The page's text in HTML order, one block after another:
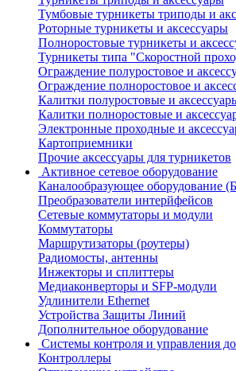
Тумбовые турникеты триподы и
Роторные турникеты и аксессуары
Полноростовые турникеты и
Турникеты типа "Скоростной
Ограждение полуростовое и
Ограждение полноростовое и
Калитки полуростовые и
Калитки полноростовые и
Электронные проходные и
Картоприемники
Прочие аксессуары для турникетов
Активное сетевое оборудование
Каналообразующее оборудование
Преобразователи интерйфейсов
Сетевые коммутаторы и модули
Коммутаторы
Маршрутизаторы (роутеры)
Радиомосты, антенны
Инжекторы и сплиттеры
Медиаконверторы и SFP-модули
Удлинители Ethernet
Устройства Защиты Линий
Дополнительное оборудование
Системы контроля и управления
Контроллеры